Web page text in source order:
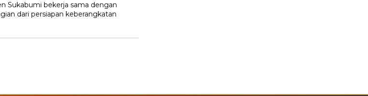
Sukabumi bekerja sama dengan
dari persiapan keberangkatan